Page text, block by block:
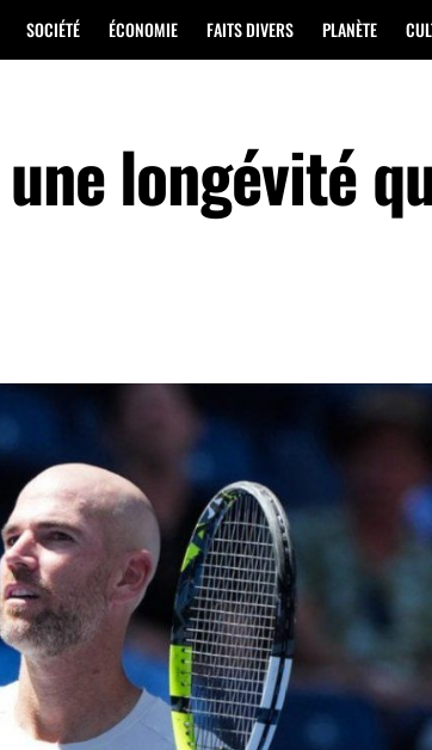
SOCIÉTÉ ÉCONOMIE FAITS DIVERS PLANÈTE
longévité